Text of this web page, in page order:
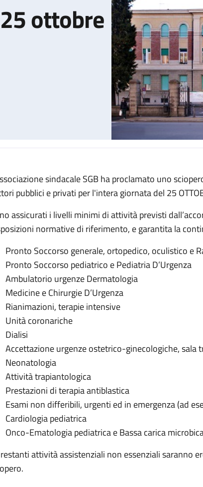
ottobre
del 25 ottobre 2024
sindacale SGB ha proclamato uno
pubblici e privati per l'intera giornata del 25
assicurati i livelli minimi di attività previsti
normative di riferimento, e garantita la
Pronto Soccorso generale, ortopedico, oculistico e
Pronto Soccorso pediatrico e Pediatria D’Urgenza
Ambulatorio urgenze Dermatologia
Medicine e Chirurgie D’Urgenza
Rianimazioni, terapie intensive
Unità coronariche
Dialisi
Accettazione urgenze ostetrico-ginecologiche, sala
Neonatologia
Attività trapiantologica
Prestazioni di terapia antiblastica
Esami non differibili, urgenti ed in emergenza (ad
Cardiologia pediatrica
Onco-Ematologia pediatrica e Bassa carica
attività assistenziali non essenziali saranno